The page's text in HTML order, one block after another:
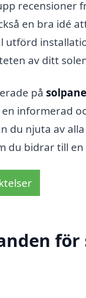
recensioner
en bra idé
utförd
av ditt
på
informerad
du njuta av
du bidrar till
för